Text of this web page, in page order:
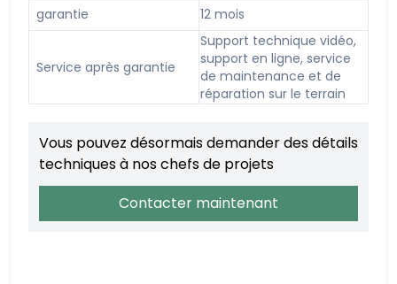
garantie
12 mois
Service après garantie
Support technique vidéo,
support en ligne, service
de maintenance et de
réparation sur le terrain
Vous pouvez désormais demander des détails
techniques à nos chefs de projets
Contacter maintenant